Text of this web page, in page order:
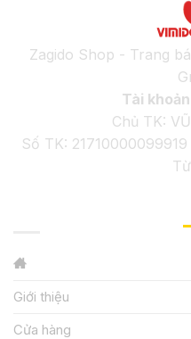
Zagido Shop - Trang
Tài
Chủ TK:
Số TK:
Giới thiệu
Cửa hàng